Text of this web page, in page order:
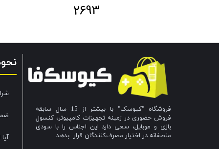
2693
فروشگاه "کیوسک" با بیشتر از 15 سال سابقه
فروش حضوری در زمینه تجهیزات کامپیوتر، کنسول
بازی و موبایل، سعی دارد این اجناس را با سودی
منصفانه در اختیار مصرف‌کنندگان قرار بدهد.